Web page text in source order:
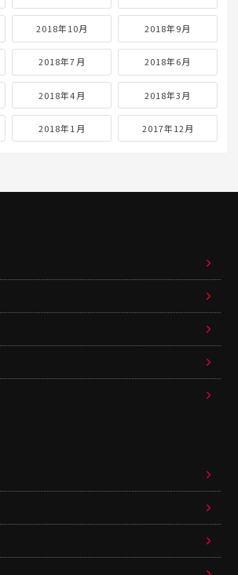
2018年10月 2018年9月
2018年7月 2018年6月
2018年4月 2018年3月
2018年1月 2017年12月